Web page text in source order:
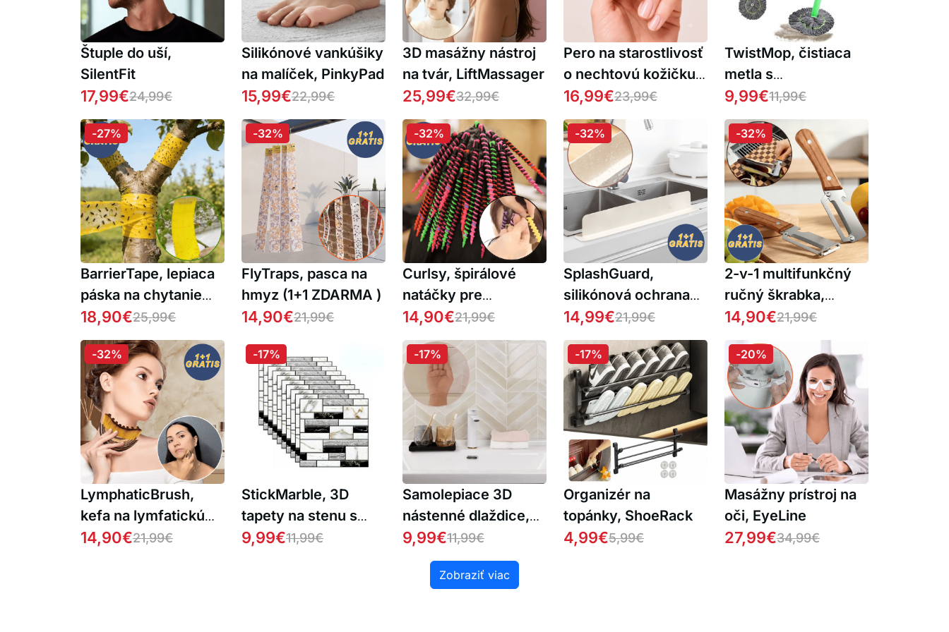
Štuple do uší,
SilentFit
17,99€24,99€
Silikónové vankúšiky
na malíček, PinkyPad
15,99€22,99€
3D masážny nástroj
na tvár, LiftMassager
25,99€32,99€
Pero na starostlivosť
o nechtovú kožičku 2
v 1, CuticleOil
16,99€23,99€
TwistMop, čistiaca
metla s
jednoduchým
žmýkaním
9,99€11,99€
BarrierTape, lepiaca
páska na chytanie
hmyzu (1+1 ZDARMA
)
18,90€25,99€
-27%
FlyTraps, pasca na
hmyz (1+1 ZDARMA )
14,90€21,99€
-32%
Curlsy, špirálové
natáčky pre
dokonalé kučery (1+1
ZDARMA )
14,90€21,99€
-32%
SplashGuard,
silikónová ochrana
pre umývadlo (1+1
ZDARMA )
14,99€21,99€
-32%
2-v-1 multifunkčný
ručný škrabka,
DuoPeeler (1+1
ZDARMA )
14,90€21,99€
-32%
LymphaticBrush,
kefa na lymfatickú
masáž a tvarovanie
14,90€21,99€
-32%
StickMarble, 3D
tapety na stenu s
mramorovým
9,99€11,99€
-17%
Samolepiace 3D
nástenné dlaždice,
TileStickers
9,99€11,99€
-17%
Organizér na
topánky, ShoeRack
4,99€5,99€
-17%
Masážny prístroj na
oči, EyeLine
27,99€34,99€
-20%
Zobraziť viac